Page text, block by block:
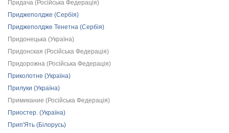
Придача (Російська Федерація)
Приджеполдже (Сербія)
Приджеполдже Тенетна (Сербія)
Придонецька (Україна)
Придонская (Російська Федерація)
Придорожна (Російська Федерація)
Приколотне (Україна)
Прилуки (Україна)
Примикание (Російська Федерація)
Приостер. (Україна)
Прип'Ять (Білорусь)